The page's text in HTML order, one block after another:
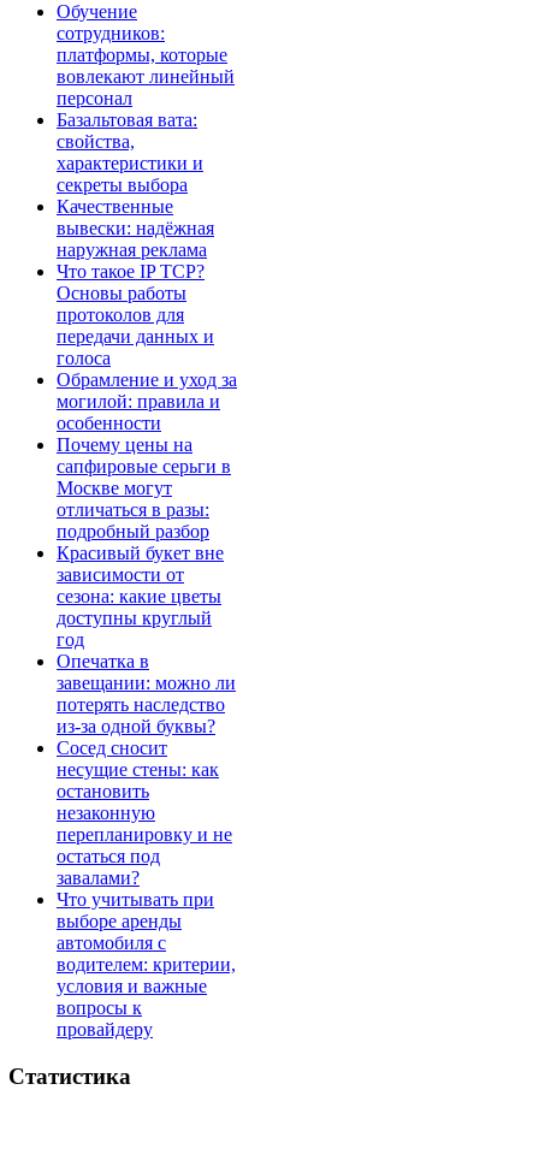
Обучение
сотрудников:
платформы, которые
вовлекают линейный
персонал
Базальтовая вата:
свойства,
характеристики и
секреты выбора
Качественные
вывески: надёжная
наружная реклама
Что такое IP TCP?
Основы работы
протоколов для
передачи данных и
голоса
Обрамление и уход за
могилой: правила и
особенности
Почему цены на
сапфировые серьги в
Москве могут
отличаться в разы:
подробный разбор
Красивый букет вне
зависимости от
сезона: какие цветы
доступны круглый
год
Опечатка в
завещании: можно ли
потерять наследство
из-за одной буквы?
Сосед сносит
несущие стены: как
остановить
незаконную
перепланировку и не
остаться под
завалами?
Что учитывать при
выборе аренды
автомобиля с
водителем: критерии,
условия и важные
вопросы к
провайдеру
Статистика